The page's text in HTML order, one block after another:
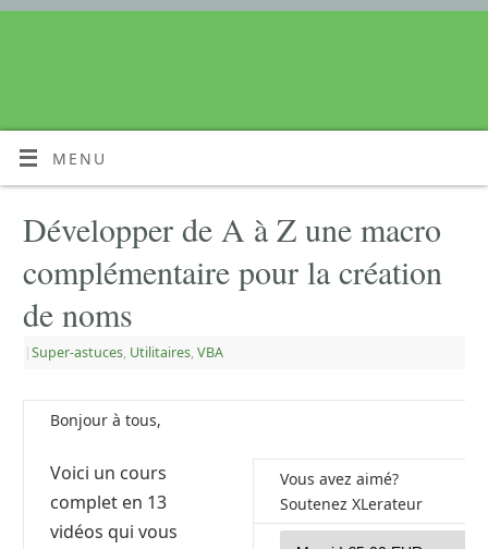
MENU
Développer de A à Z une macro
complémentaire pour la création
de noms
|Super-astuces, Utilitaires, VBA
Bonjour à tous,
Voici un cours
complet en 13
vidéos qui vous
Vous avez aimé?
Soutenez XLerateur